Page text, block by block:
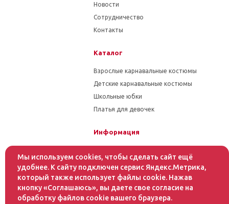
Новости
Сотрудничество
Контакты
Каталог
Взрослые карнавальные костюмы
Детские карнавальные костюмы
Школьные юбки
Платья для девочек
Информация
Условия оплаты
Условия доставки
Помощь
Мы используем cookies, чтобы сделать сайт ещё
удобнее. К сайту подключен сервис Яндекс.Метрика,
который также использует файлы cookie. Нажав
кнопку «Соглашаюсь», вы даете свое согласие на
обработку файлов cookie вашего браузера.